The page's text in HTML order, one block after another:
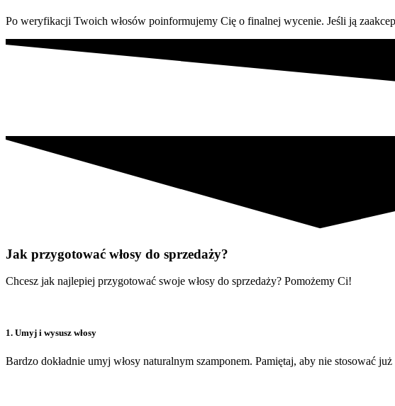
Po weryfikacji Twoich włosów poinformujemy Cię o finalnej wycenie. Jeśli ją
Jak przygotować włosy do sprzedaży?
Chcesz jak najlepiej przygotować swoje włosy do sprzedaży? Pomożemy Ci!
1. Umyj i wysusz włosy
Bardzo dokładnie umyj włosy naturalnym szamponem. Pamiętaj, aby nie stosować